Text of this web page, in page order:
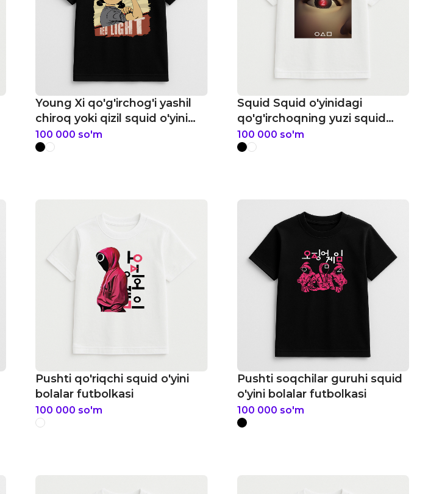
Young Xi qo'g'irchog'i yashil
chiroq yoki qizil squid o'yini
bolalar futbolkasi
100 000 so'm
Squid Squid o'yinidagi
qo'g'irchoqning yuzi squid
o'yini bolalar futbolkasi
100 000 so'm
Pushti qo'riqchi squid o'yini
bolalar futbolkasi
100 000 so'm
Pushti soqchilar guruhi squid
o'yini bolalar futbolkasi
100 000 so'm